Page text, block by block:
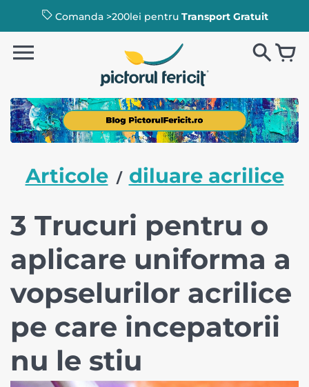
Comanda >200lei pentru Transport Gratuit
Articole / diluare acrilice
3 Trucuri pentru o
aplicare uniforma a
vopselurilor acrilice
pe care incepatorii
nu le stiu